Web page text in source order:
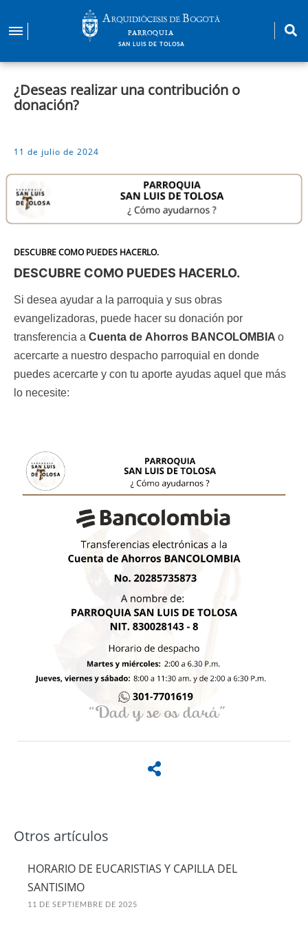
contenido
PARROQUIA
SAN LUIS DE TOLOSA
¿Deseas realizar una contribución o
donación?
11 de julio de 2024
DESCUBRE COMO PUEDES HACERLO.
DESCUBRE COMO PUEDES HACERLO.
Si desea ayudar a la parroquia y sus obras
evangelizadoras, puede hacer su donación por
transferencia a Cuenta de Ahorros BANCOLOMBIA o
acercarte a nuestro despacho parroquial en donde
puedes acercarte y con tu aporte ayudas aquel que más
lo necesite:
Imagen
Otros artículos
HORARIO DE EUCARISTIAS Y CAPILLA DEL
SANTISIMO
11 DE SEPTIEMBRE DE 2025